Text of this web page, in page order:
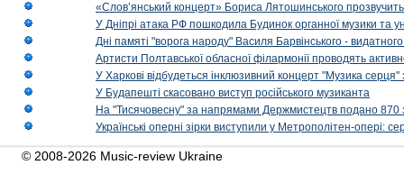
«Слов’янський концерт» Бориса Лятошинського
У Дніпрі атака РФ пошкодила Будинок органної музики та
Дні памяті "ворога народу" Василя Барвінського -
Артисти Полтавської обласної філармонії проводять
У Харкові відбудеться інклюзивний концерт "Музика
У Будапешті скасовано виступ російського музиканта
На "Тисячовесну" за напрямами Держмистецтв подано 870
Українські оперні зірки виступили у Метрополітен-опері:
© 2008-2026 Music-review Ukraine